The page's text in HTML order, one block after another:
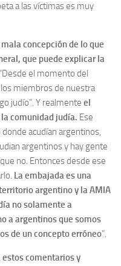
a las víctimas es muy
mala concepción de lo que
que puede explicar la
“Desde el momento del
miembros de nuestra
judío”. Y realmente el
comunidad judía. Ese
acudían argentinos,
argentinos y hay gente
no. Entonces desde ese
La embajada es una
argentino y la AMIA
no solamente a
a argentinos que somos
de un concepto erróneo”.
estos comentarios y